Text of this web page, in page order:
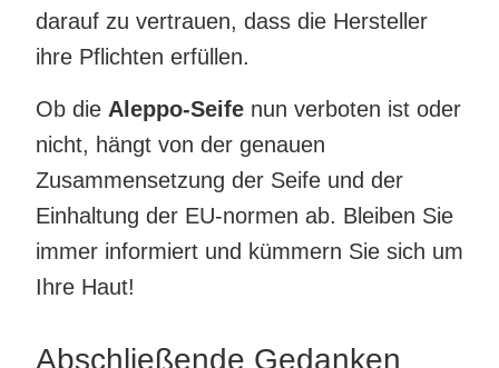
darauf zu vertrauen, dass die Hersteller
ihre Pflichten erfüllen.
Ob die Aleppo-Seife nun verboten ist oder
nicht, hängt von der genauen
Zusammensetzung der Seife und der
Einhaltung der EU-normen ab. Bleiben Sie
immer informiert und kümmern Sie sich um
Ihre Haut!
Abschließende Gedanken